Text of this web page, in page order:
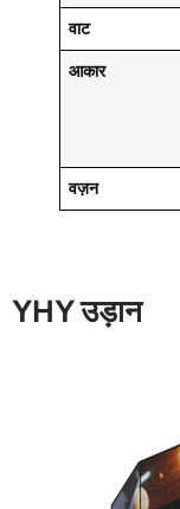
वाट
आकार
वज़न
YHY उड़ान